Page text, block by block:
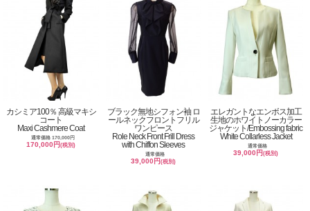
カシミア100％ 高級マキシ
コート
Maxi Cashmere Coat
通常価格 170,000円
170,000円(税別)
ブラック無地シフォン袖 ロ
ールネックフロントフリル
ワンピース
Role Neck Front Frill Dress
with Chiffon Sleeves
通常価格
39,000円(税別)
エレガントなエンボス加工
生地のホワイトノーカラー
ジャケット/Embossing fabric
White Collarless Jacket
通常価格
39,000円(税別)